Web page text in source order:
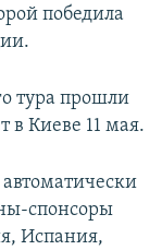
победила
тура прошли
в Киеве 11 мая.
спонсоры
Испания,